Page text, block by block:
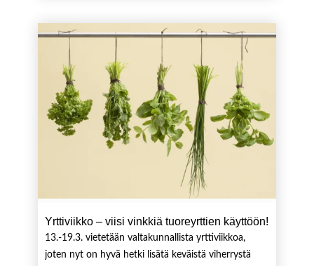
Yrttiviikko – viisi vinkkiä tuoreyrttien käyttöön!
13.-19.3. vietetään valtakunnallista yrttiviikkoa,
joten nyt on hyvä hetki lisätä keväistä viherrystä